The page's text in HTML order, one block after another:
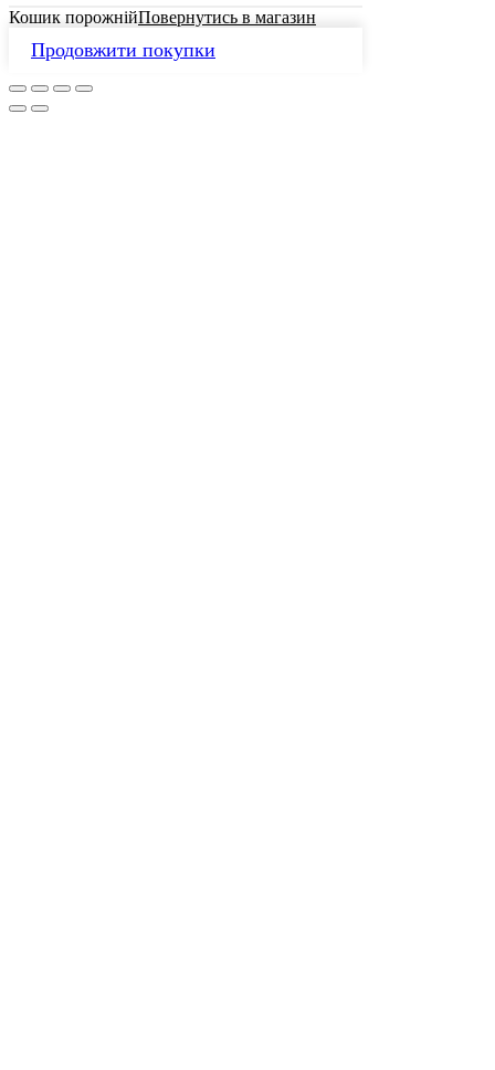
Кошик порожнійПовернутись в магазин
Продовжити покупки